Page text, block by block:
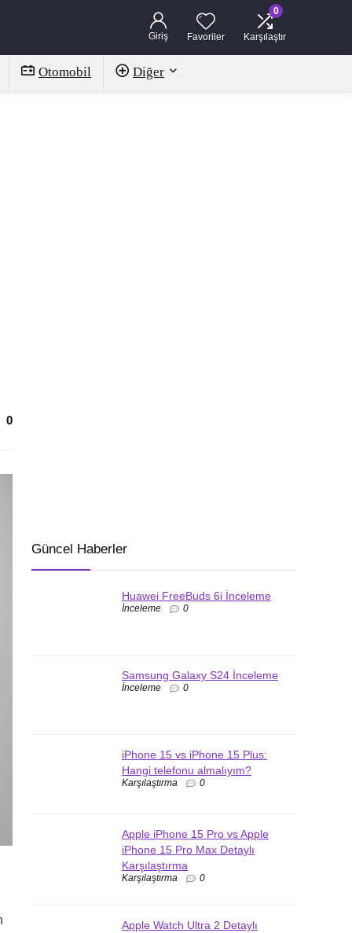
Giriş Favoriler
0
Karşılaştır
Otomobil Diğer
0
Güncel Haberler
Huawei FreeBuds 6i İnceleme
İnceleme 0
Samsung Galaxy S24 İnceleme
İnceleme 0
iPhone 15 vs iPhone 15 Plus:
Hangi telefonu almalıyım?
Karşılaştırma 0
Apple iPhone 15 Pro vs Apple
iPhone 15 Pro Max Detaylı
Karşılaştırma
Karşılaştırma 0
Apple Watch Ultra 2 Detaylı